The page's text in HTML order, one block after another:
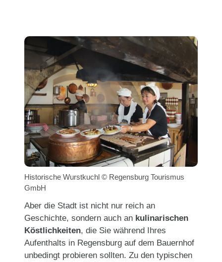
Historische Wurstkuchl © Regensburg Tourismus
GmbH
Aber die Stadt ist nicht nur reich an
Geschichte, sondern auch an kulinarischen
Köstlichkeiten, die Sie während Ihres
Aufenthalts in Regensburg auf dem Bauernhof
unbedingt probieren sollten. Zu den typischen